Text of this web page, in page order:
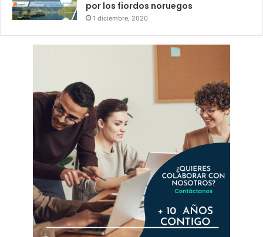
por los fiordos noruegos
1 diciembre, 2020